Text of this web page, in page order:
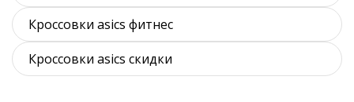
Кроссовки asics фитнес
Кроссовки asics скидки